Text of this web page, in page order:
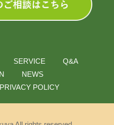
SERVICE
Q&A
NEWS
PRIVACY POLICY